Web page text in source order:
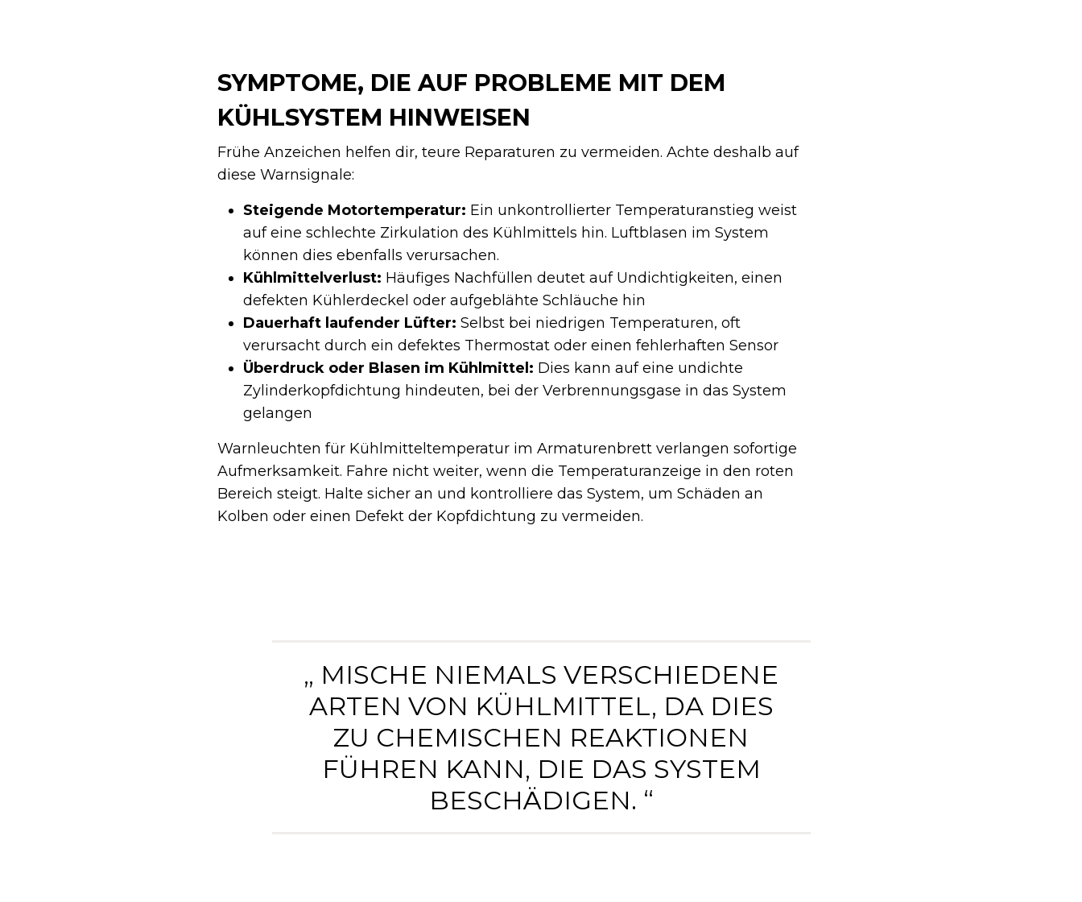
SYMPTOME, DIE AUF PROBLEME MIT DEM
KÜHLSYSTEM HINWEISEN
Frühe Anzeichen helfen dir, teure Reparaturen zu vermeiden. Achte deshalb auf
diese Warnsignale:
Steigende Motortemperatur: Ein unkontrollierter Temperaturanstieg weist
auf eine schlechte Zirkulation des Kühlmittels hin. Luftblasen im System
können dies ebenfalls verursachen.
Kühlmittelverlust: Häufiges Nachfüllen deutet auf Undichtigkeiten, einen
defekten Kühlerdeckel oder aufgeblähte Schläuche hin
Dauerhaft laufender Lüfter: Selbst bei niedrigen Temperaturen, oft
verursacht durch ein defektes Thermostat oder einen fehlerhaften Sensor
Überdruck oder Blasen im Kühlmittel: Dies kann auf eine undichte
Zylinderkopfdichtung hindeuten, bei der Verbrennungsgase in das System
gelangen
Warnleuchten für Kühlmitteltemperatur im Armaturenbrett verlangen sofortige
Aufmerksamkeit. Fahre nicht weiter, wenn die Temperaturanzeige in den roten
Bereich steigt. Halte sicher an und kontrolliere das System, um Schäden an
Kolben oder einen Defekt der Kopfdichtung zu vermeiden.
„ MISCHE NIEMALS VERSCHIEDENE
ARTEN VON KÜHLMITTEL, DA DIES
ZU CHEMISCHEN REAKTIONEN
FÜHREN KANN, DIE DAS SYSTEM
BESCHÄDIGEN. “